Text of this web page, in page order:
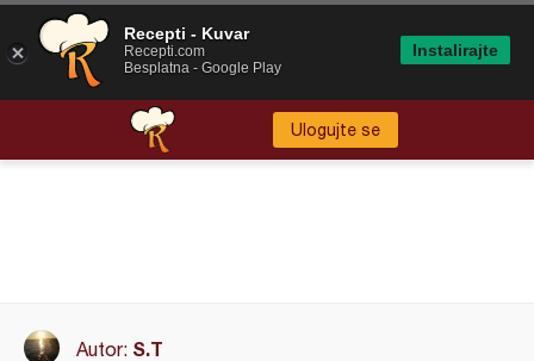
Ulogujte se
Autor: S.T
Recepti - Kuvar
Recepti.com
Besplatna - Google Play
Instalirajte